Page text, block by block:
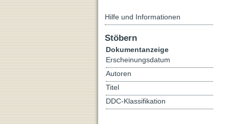
Hilfe und Informationen
Stöbern
Dokumentanzeige
Erscheinungsdatum
Autoren
Titel
DDC-Klassifikation